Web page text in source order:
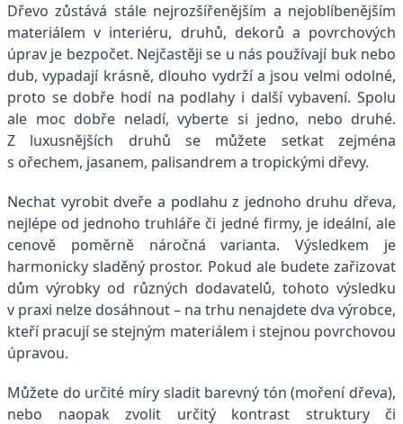
Dřevo zůstává stále nejrozšířenějším a nejoblíbenějším
materiálem v interiéru, druhů, dekorů a povrchových
úprav je bezpočet. Nejčastěji se u nás používají buk nebo
dub, vypadají krásně, dlouho vydrží a jsou velmi odolné,
proto se dobře hodí na podlahy i další vybavení. Spolu
ale moc dobře neladí, vyberte si jedno, nebo druhé.
Z luxusnějších druhů se můžete setkat zejména
s ořechem, jasanem, palisandrem a tropickými dřevy.
Nechat vyrobit dveře a podlahu z jednoho druhu dřeva,
nejlépe od jednoho truhláře či jedné firmy, je ideální, ale
cenově poměrně náročná varianta. Výsledkem je
harmonicky sladěný prostor. Pokud ale budete zařizovat
dům výrobky od různých dodavatelů, tohoto výsledku
v praxi nelze dosáhnout – na trhu nenajdete dva výrobce,
kteří pracují se stejným materiálem i stejnou povrchovou
úpravou.
Můžete do určité míry sladit barevný tón (moření dřeva),
nebo naopak zvolit určitý kontrast struktury či